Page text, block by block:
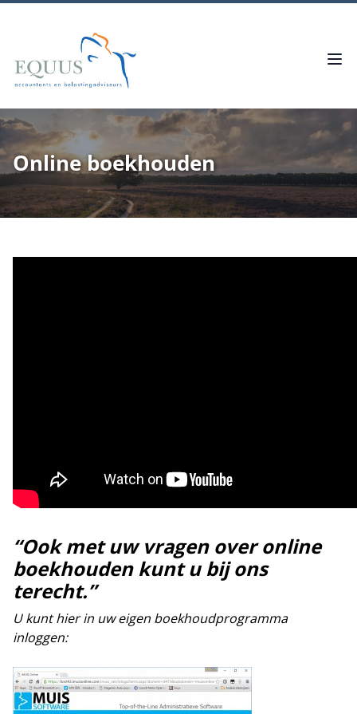
Online boekhouden
“Ook met uw vragen over online
boekhouden kunt u bij ons
terecht.”
U kunt hier in uw eigen boekhoudprogramma
inloggen: